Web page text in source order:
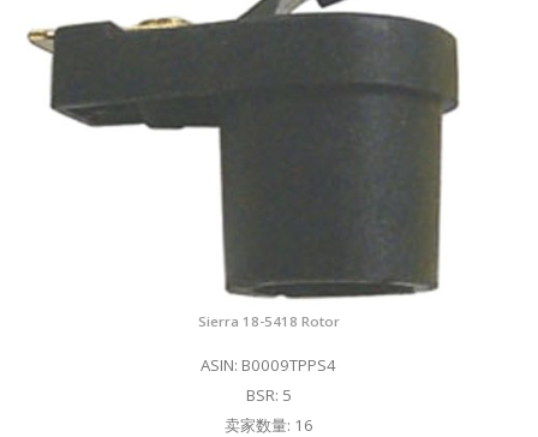
Sierra 18-5418 Rotor
ASIN: B0009TPPS4
BSR: 5
卖家数量: 16